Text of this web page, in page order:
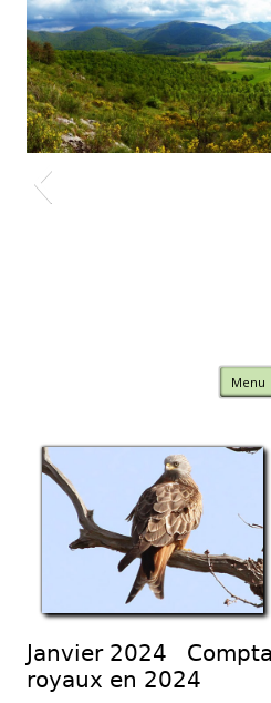
Nature
Menu
Janvier 2024
royaux en 2024